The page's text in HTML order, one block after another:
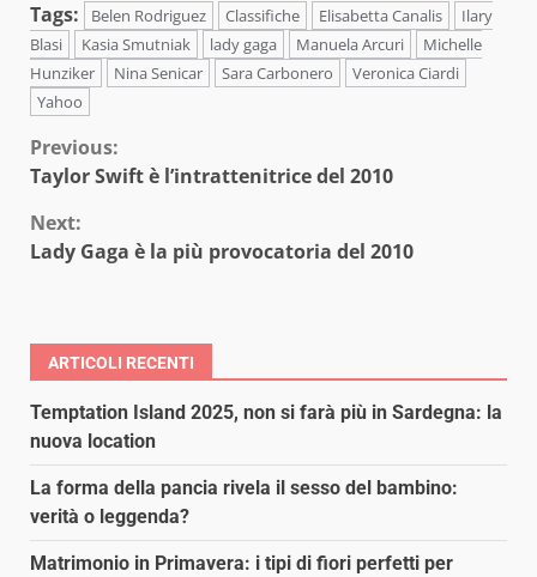
Tags:
Belen Rodriguez Classifiche Elisabetta Canalis
Ilary
Blasi
Kasia Smutniak lady gaga Manuela Arcuri
Michelle
Hunziker
Nina Senicar Sara Carbonero
Veronica Ciardi
Yahoo
Continue
Reading
Previous:
Taylor Swift è l’intrattenitrice del 2010
Next:
Lady Gaga è la più provocatoria del 2010
ARTICOLI RECENTI
Temptation Island 2025, non si farà più in Sardegna: la
nuova location
La forma della pancia rivela il sesso del bambino:
verità o leggenda?
Matrimonio in Primavera: i tipi di fiori perfetti per